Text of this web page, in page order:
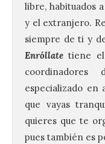
libre, habituados
y el extranjero.
siempre de ti y
Enróllatetiene
especializado en
que vayas
quieres que te
pues también es